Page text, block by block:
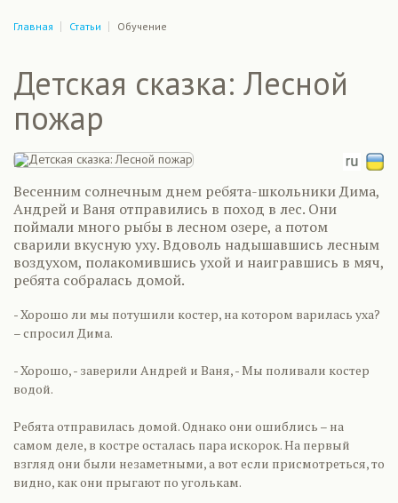
Главная Статьи Обучение
Детская сказка: Лесной
пожар
Весенним солнечным днем ребята-школьники Дима,
Андрей и Ваня отправились в поход в лес. Они
поймали много рыбы в лесном озере, а потом
сварили вкусную уху. Вдоволь надышавшись лесным
воздухом, полакомившись ухой и наигравшись в мяч,
ребята собралась домой.
- Хорошо ли мы потушили костер, на котором варилась уха?
– спросил Дима.
- Хорошо, - заверили Андрей и Ваня, - Мы поливали костер
водой.
Ребята отправилась домой. Однако они ошиблись – на
самом деле, в костре осталась пара искорок. На первый
взгляд они были незаметными, а вот если присмотреться, то
видно, как они прыгают по уголькам.